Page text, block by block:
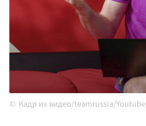
Кадр из видео/teamrussia/Youtube